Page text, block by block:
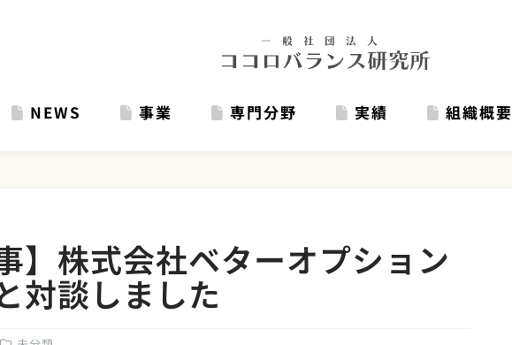
NEWS 事業 専門分野 実績 組織概要
】株式会社ベターオプション
対談しました